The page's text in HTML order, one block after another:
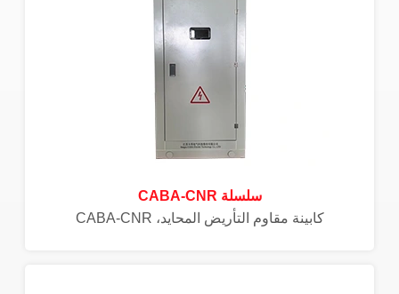
سلسلة CABA-CNR
كابينة مقاوم التأريض المحايد، CABA-CNR